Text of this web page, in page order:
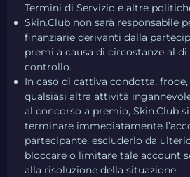
Termini di Servizio e altre
Skin.Club non sarà responsabile
finanziarie derivanti dalla
premi a causa di circostanze al
controllo.
In caso di cattiva condotta,
qualsiasi altra attività
al concorso a premio, Skin.Club
terminare immediatamente
partecipante, escluderlo da
bloccare o limitare tale account
alla risoluzione della situazione.